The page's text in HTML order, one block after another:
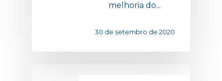
melhoria do...
30 de setembro de 2020